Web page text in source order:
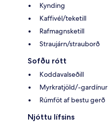
Kynding
Kaffivél/teketill
Rafmagnsketill
Straujárn/strauborð
Sofðu rótt
Koddavalseðill
Myrkratjöld/-gardínur
Rúmföt af bestu gerð
Njóttu lífsins